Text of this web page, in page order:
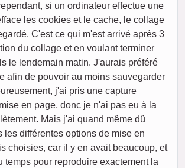
si un ordinateur effectue une
les cookies et le cache, le collage
C'est ce qui m'est arrivé après 3
du collage et en voulant terminer
le lendemain matin. J'aurais préféré
afin de pouvoir au moins sauvegarder
j'ai pris une capture
en page, donc je n'ai pas eu à la
Mais j'ai quand même dû
les différentes options de mise en
choisies, car il y en avait beaucoup, et
temps pour reproduire exactement la